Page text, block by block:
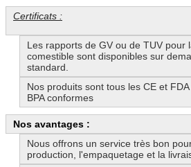
Certificats :
Les rapports de GV ou de TUV pour
comestible sont disponibles sur
standard.
Nos produits sont tous les CE et
BPA conformes
Nos avantages :
Nous offrons un service très bon
production, l'empaquetage et la